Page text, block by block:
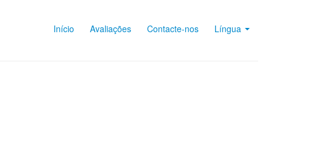
Início Avaliações Contacte-nos Língua